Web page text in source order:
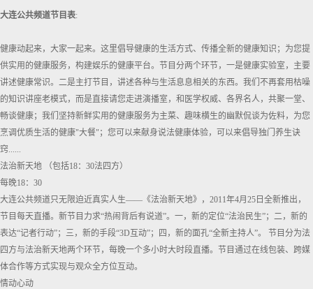
大连公共频道节目表:
健康动起来，大家一起来。这里倡导健康的生活方式、传播全新的健康知识；为您提
供实用的健康服务，构建娱乐的健康平台。节目分两个环节，一是健康实验室，主要
讲述健康常识。二是主打节目，讲述各种与生活息息相关的东西。我们不再套用枯噪
的知识讲座老模式，而是直接请您走进演播室，和医学权威、各界名人，共聚一堂、
畅谈健康；我们坚持新鲜实用的健康服务为主菜、趣味横生的幽默侃谈为佐料，为您
烹调优质生活的健康"大餐"；您可以来献身说法健康体验，可以来倡导独门养生诀
窍......
法治新天地 （包括18：30法四方）
每晚18：30
大连公共频道只无限迫近真实人生——《法治新天地》，2011年4月25日全新推出，
节目每天直播。新节目力求“热闹背后有说道”。一，新的定位“法治民生”；二，新的
表达“记者行动”；三，新的手段“3D互动”；四，新的面孔“全新主持人”。 节目分为法
四方与法治新天地两个环节，每晚一个多小时大时段直播。节目通过在线包装、跨媒
体合作等方式实现与观众全方位互动。
情动心动